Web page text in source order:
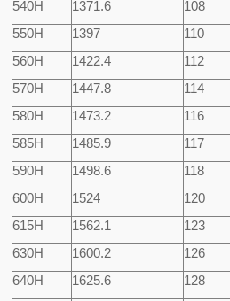
540H
1371.6 108
550H
1397 110
560H
1422.4 112
570H
1447.8 114
580H
1473.2 116
585H
1485.9 117
590H
1498.6 118
600H
1524 120
615H
1562.1 123
630H
1600.2 126
640H
1625.6 128